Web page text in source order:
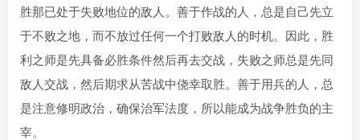
胜那已处于失败地位的敌人。善于作战的人，总是自己先立
于不败之地，而不放过任何一个打败敌人的时机。因此，胜
利之师是先具备必胜条件然后再去交战，失败之师总是先同
敌人交战，然后期求从苦战中侥幸取胜。善于用兵的人，总
是注意修明政治，确保治军法度，所以能成为战争胜负的主
宰。